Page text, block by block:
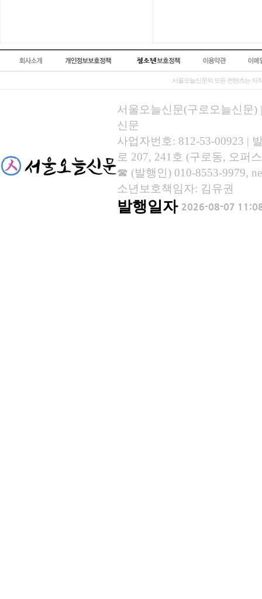
서울오늘신문의 모든 컨텐츠는 저
서울오늘신문(구로오늘신문)
신문
사업자번호: 812-53-00923 |
로 207, 241호 (구로동, 오퍼
☎ (발행인) 010-8553-9979,
소년보호책임자: 김유권
발행일자